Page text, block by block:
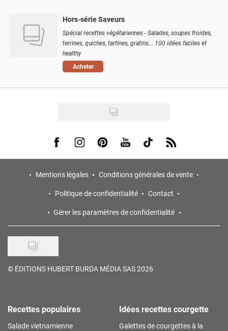
Hors-série Saveurs
Spécial recettes végétariennes - Salades, soupes froides,
terrines, quiches, tartines, gratins... 100 idées faciles et
healthy
Acheter
Visit us on Facebook
Visit us on Instagram
Visit us on Pinterest
Visit us on Youtube
Visit us on Tiktok
Visit us on Rss
Mentions légales
Conditions générales de vente
Politique de confidentialité
Contact
Gérer les paramètres de confidentialité
© ÉDITIONS HUBERT BURDA MÉDIA SAS 2026
Recettes populaires
Salade vietnamienne
Idées recettes courgette
Galettes de courgettes à la